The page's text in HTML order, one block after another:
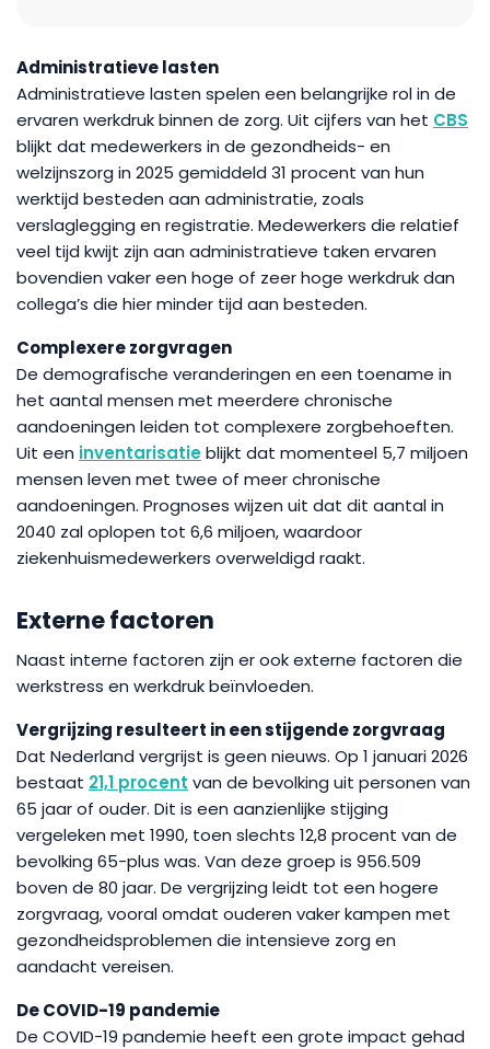
Administratieve lasten
Administratieve lasten spelen een belangrijke rol in de
ervaren werkdruk binnen de zorg. Uit cijfers van het CBS
blijkt dat medewerkers in de gezondheids- en
welzijnszorg in 2025 gemiddeld 31 procent van hun
werktijd besteden aan administratie, zoals
verslaglegging en registratie. Medewerkers die relatief
veel tijd kwijt zijn aan administratieve taken ervaren
bovendien vaker een hoge of zeer hoge werkdruk dan
collega’s die hier minder tijd aan besteden.
Complexere zorgvragen
De demografische veranderingen en een toename in
het aantal mensen met meerdere chronische
aandoeningen leiden tot complexere zorgbehoeften.
Uit een inventarisatieblijkt dat momenteel 5,7 miljoen
mensen leven met twee of meer chronische
aandoeningen. Prognoses wijzen uit dat dit aantal in
2040 zal oplopen tot 6,6 miljoen, waardoor
ziekenhuismedewerkers overweldigd raakt.
Externe factoren
Naast interne factoren zijn er ook externe factoren die
werkstress en werkdruk beïnvloeden.
Vergrijzing resulteert in een stijgende zorgvraag
Dat Nederland vergrijst is geen nieuws. Op 1 januari 2026
bestaat 21,1 procent van de bevolking uit personen van
65 jaar of ouder. Dit is een aanzienlijke stijging
vergeleken met 1990, toen slechts 12,8 procent van de
bevolking 65-plus was. Van deze groep is 956.509
boven de 80 jaar. De vergrijzing leidt tot een hogere
zorgvraag, vooral omdat ouderen vaker kampen met
gezondheidsproblemen die intensieve zorg en
aandacht vereisen.
De COVID-19 pandemie
De COVID-19 pandemie heeft een grote impact gehad